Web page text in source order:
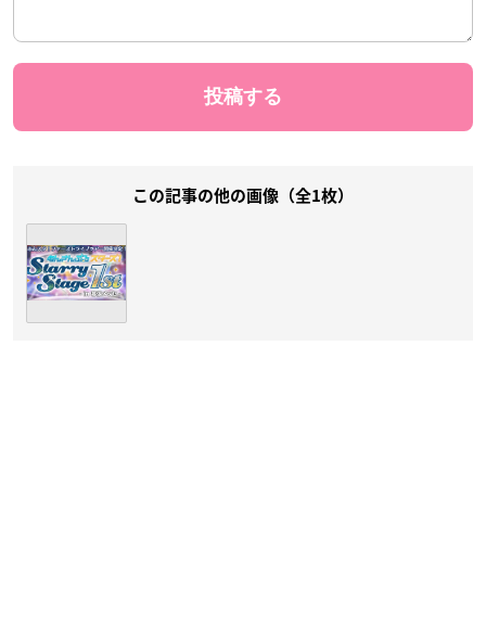
この記事の他の画像（全1枚）